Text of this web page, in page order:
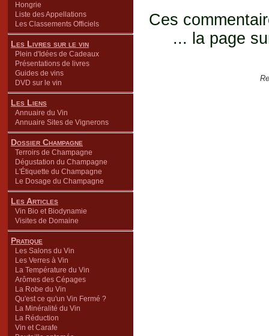
Hongrie
Liste des Appellations
Les Classements Officiels
Les Livres sur le vin
Plein d'Idées de Cadeaux
Présentations de livres
Guides de vins
DVD sur le vin
Les Liens
Annuaire du Vin
Annuaire Sites de Vignerons
Dossier Champagne
Terroirs de Champagne
Dégustation du Champagne
L'Étiquette du Champagne
Le Dosage du Champagne
Les Articles
Vin Bio et Biodynamie
Visites de Domaine
Pratique
Les Salons du Vin
Les Verres à Vin
La Température du Vin
Arômes des Cépages
La Robe du Vin
Qu'est ce qu'un Vin Fermé ?
La Minéralité du Vin
La Réduction
Vin et Carafe
Ces
... la page